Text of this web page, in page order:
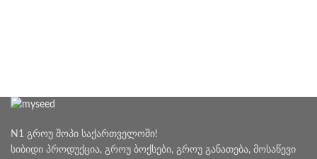
N1 გროუ შოპი საქართველოში!
სიბიდი პროდუქცია, გროუ ბოქსები, გროუ განათება, მოსაწევი